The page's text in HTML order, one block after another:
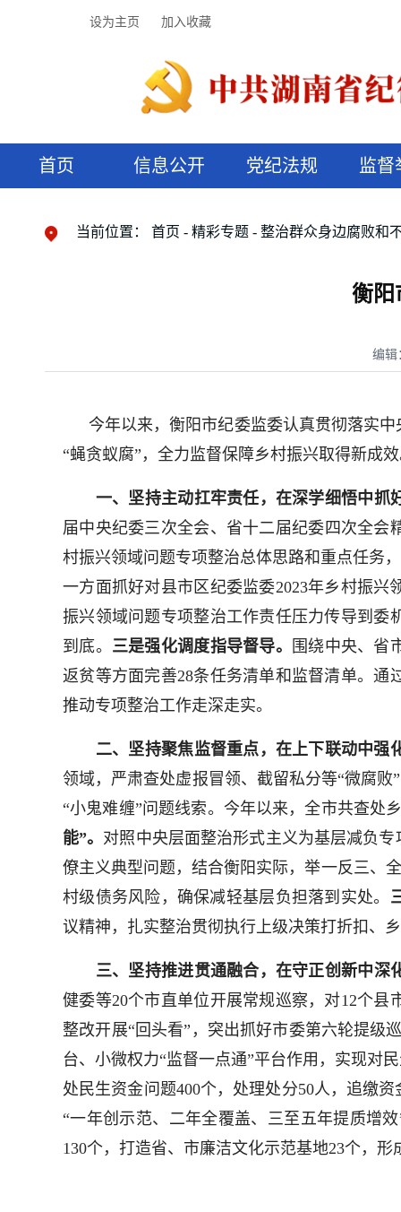
设为主页 加入收藏
首页 信息公开 党纪法规 监督
当前位置： 首页 精彩专题 整治群众身边腐败和
衡阳
编辑
今年以来，衡阳市纪委监委认真贯彻落实
“蝇贪蚁腐”，全力监督保障乡村振兴取得新成
一、坚持主动扛牢责任，在深学细悟中抓
届中央纪委三次全会、省十二届纪委四次全会
村振兴领域问题专项整治总体思路和重点任务
一方面抓好对县市区纪委监委2023年乡村振
振兴领域问题专项整治工作责任压力传导到委
到底。 三是强化调度指导督导。
围绕中央、省
返贫等方面完善28条任务清单和监督清单。
推动专项整治工作走深走实。
二、坚持聚焦监督重点，在上下联动中强
领域，严肃查处虚报冒领、截留私分等“微腐
“小鬼难缠”问题线索。今年以来，全市共查处
能”。 对照中央层面整治形式主义为基层减负
僚主义典型问题，结合衡阳实际，举一反三、
村级债务风险，确保减轻基层负担落到实处。
议精神，扎实整治贯彻执行上级决策打折扣、
三、坚持推进贯通融合，在守正创新中深
健委等20个市直单位开展常规巡察，对12个
整改开展“回头看”，突出抓好市委第六轮提级
台、小微权力“监督一点通”平台作用，实现对
处民生资金问题400个，处理处分50人，追缴资
“一年创示范、二年全覆盖、三至五年提质增
130个，打造省、市廉洁文化示范基地23个，